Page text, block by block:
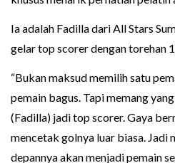
Ia adalah Fadilla dari All Stars
gelar top scorer dengan torehan
“Bukan maksud memilih satu
pemain bagus. Tapi memang
(Fadilla) jadi top scorer. Gaya
mencetak golnya luar biasa. Jadi
depannya akan menjadi pemain